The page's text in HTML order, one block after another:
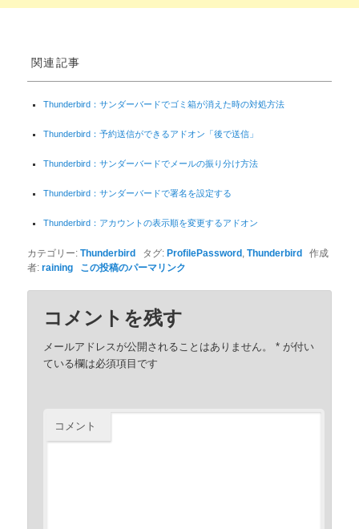
関連記事
Thunderbird：サンダーバードでゴミ箱が消えた時の対処方法
Thunderbird：予約送信ができるアドオン「後で送信」
Thunderbird：サンダーバードでメールの振り分け方法
Thunderbird：サンダーバードで署名を設定する
Thunderbird：アカウントの表示順を変更するアドオン
カテゴリー:Thunderbird タグ: ProfilePassword,Thunderbird 作成
者:raining この投稿のパーマリンク
コメントを残す
メールアドレスが公開されることはありません。 *が付い
ている欄は必須項目です
コメント